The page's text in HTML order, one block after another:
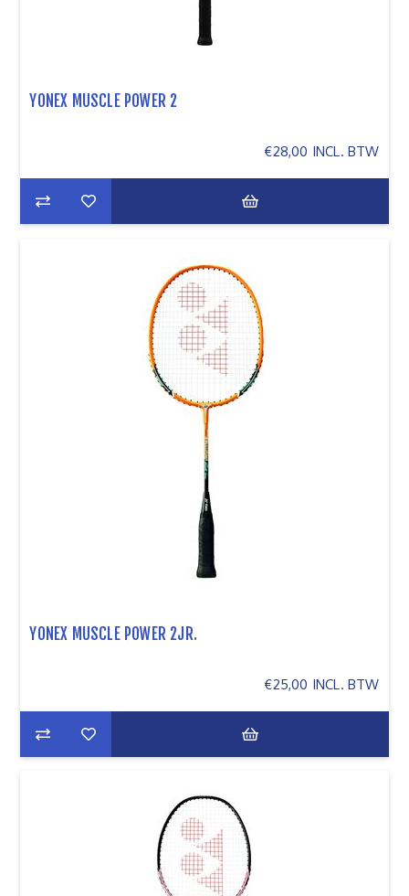
YONEX MUSCLE POWER 2
€28,00 INCL. BTW
YONEX MUSCLE POWER 2JR.
€25,00 INCL. BTW